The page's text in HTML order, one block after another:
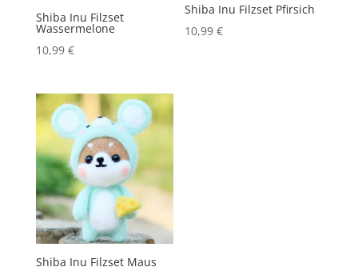
Shiba Inu Filzset
Wassermelone
10,99 €
Shiba Inu Filzset Pfirsich
10,99€
Shiba Inu Filzset Maus